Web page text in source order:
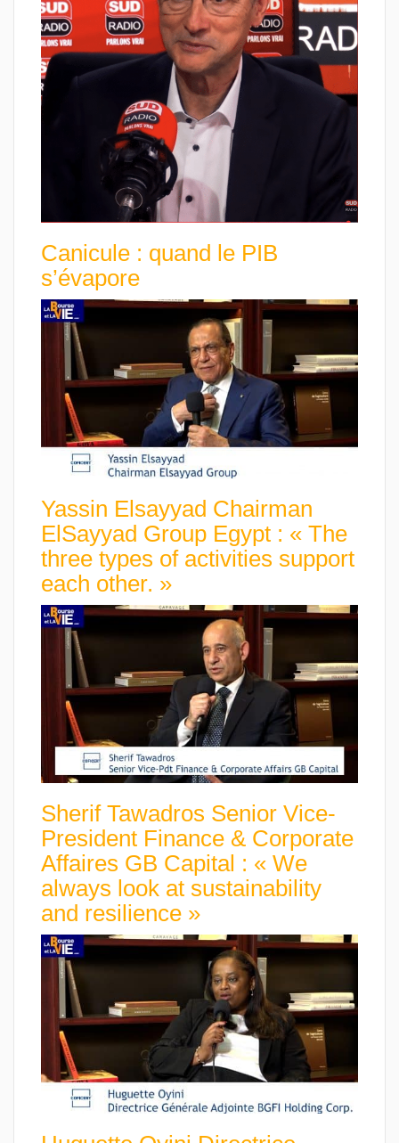
Canicule : quand le PIB
s’évapore
Yassin Elsayyad Chairman
ElSayyad Group Egypt : « The
three types of activities support
each other. »
Sherif Tawadros Senior Vice-
President Finance & Corporate
Affaires GB Capital : « We
always look at sustainability
and resilience »